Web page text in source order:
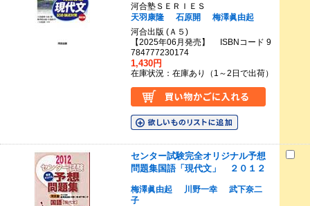
河合塾ＳＥＲＩＥＳ
天羽康隆
石原開
梅澤眞由起
河合出版 (Ａ５)
【2025年06月発売】 ISBNコード 9
784777230174
1,430円
在庫状況：在庫あり（1～2日で出荷）
センター試験完全オリジナル予想
問題集国語「現代文」 ２０１２
梅澤眞由起 川野一幸
武下奈二
子